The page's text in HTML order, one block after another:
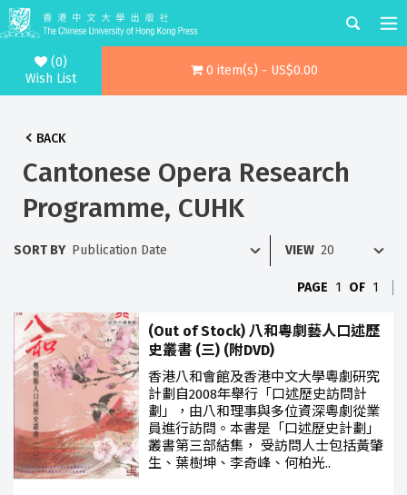
(0)
Wish List
0 item(s) - US$0.00
BACK
Cantonese Opera Research
Programme, CUHK
SORT BY VIEW
PAGE 1 OF 1
(Out of Stock) 八和粵劇藝人口述歷
史叢書 (三) (附DVD)
香港八和會館及香港中文大學粵劇研究
計劃自2008年舉行「口述歷史訪問計
劃」，由八和理事與多位資深粵劇從業
員進行訪問。本書是「口述歷史計劃」
叢書第三部結集， 受訪問人士包括黃肇
生、葉樹坤、李奇峰、何柏光..